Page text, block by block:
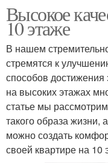
Высокое
10 этаже
В нашем
стремятся к
способов
на высоких этажах
статье мы
такого образа жизни,
можно создать
своей квартире на 10